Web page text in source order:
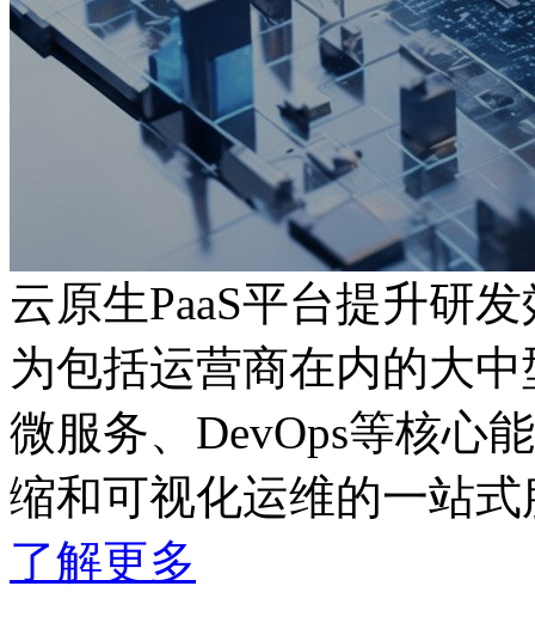
云原生PaaS平台提升研
为包括运营商在内的大中型
微服务、DevOps等核心
缩和可视化运维的一站式
了解更多